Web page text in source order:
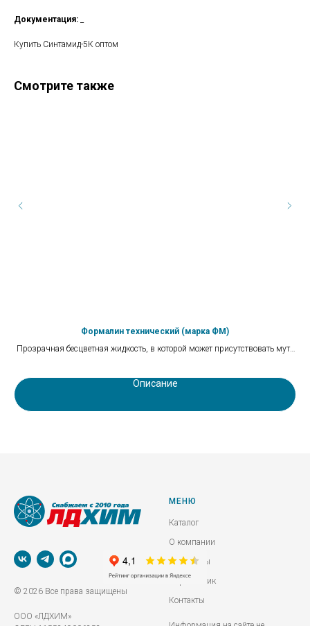
Документация:
Купить Синтамид-5К оптом
Смотрите также
Формалин технический (марка ФМ)
Прозрачная бесцветная жидкость, в которой может присутствовать муть
Описание
© 2026 Все права защищены
ООО «ЛДХИМ»
МЕНЮ
Каталог
О компании
Реквизиты
Справочник
Контакты